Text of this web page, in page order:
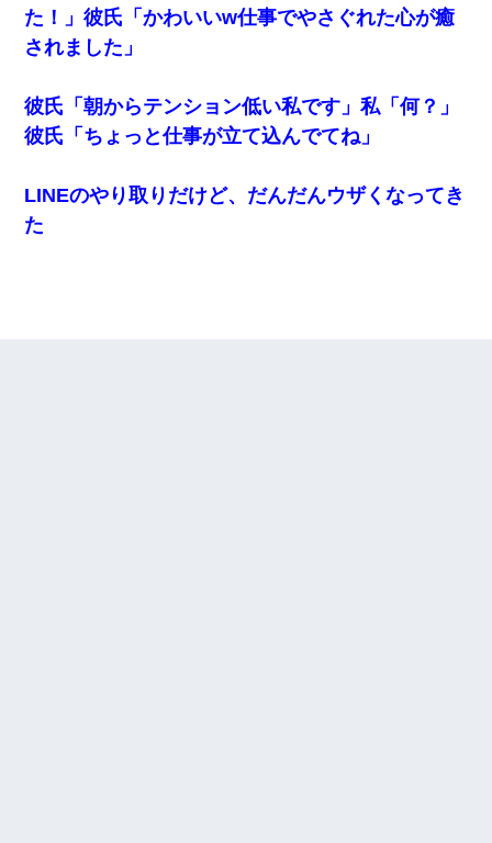
た！」彼氏「かわいいw仕事でやさぐれた心が癒
されました」
彼氏「朝からテンション低い私です」私「何？」
彼氏「ちょっと仕事が立て込んでてね」
LINEのやり取りだけど、だんだんウザくなってき
た